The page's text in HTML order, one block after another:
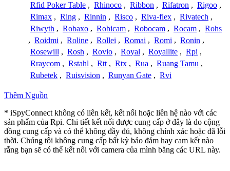
Rfid Poker Table , Rhinoco , Ribbon , Rifatron , Rigoo ,
Rimax , Ring , Rinnin , Risco , Riva-flex , Rivatech ,
Riwyth , Robaxo , Robicam , Robocam , Rocam , Rohs
, Roidmi , Roline , Rollei , Romai , Romi , Ronin ,
Rosewill , Rosh , Rovio , Royal , Royallite , Rpi ,
Rraycom , Rstahl , Rtt , Rtx , Rua , Ruang Tamu ,
Rubetek , Ruisvision , Runyan Gate , Rvi
Thêm Nguồn
* iSpyConnect không có liên kết, kết nối hoặc liên hệ nào với các
sản phẩm của Rpi. Chi tiết kết nối được cung cấp ở đây là do cộng
đồng cung cấp và có thể không đầy đủ, không chính xác hoặc đã lỗi
thời. Chúng tôi không cung cấp bất kỳ bảo đảm hay cam kết nào
rằng bạn sẽ có thể kết nối với camera của mình bằng các URL này.